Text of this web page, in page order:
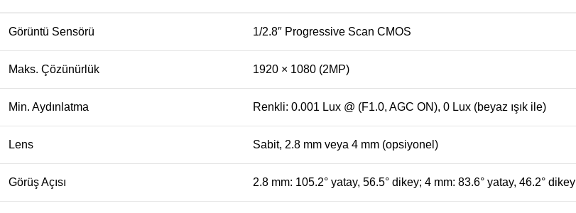
Görüntü Sensörü 1/2.8″ Progressive Scan CMOS
Maks. Çözünürlük 1920 × 1080 (2MP)
Min. Aydınlatma Renkli: 0.001 Lux @ (F1.0, AGC ON), 0 Lux (beyaz ışık ile)
Lens Sabit, 2.8 mm veya 4 mm (opsiyonel)
Görüş Açısı 2.8 mm: 105.2° yatay, 56.5° dikey; 4 mm: 83.6° yatay, 46.2° dikey